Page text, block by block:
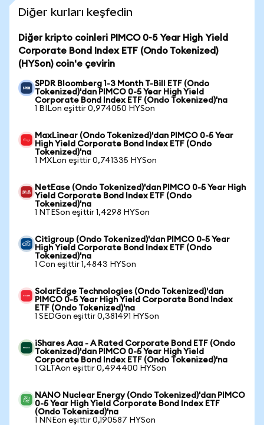
Diğer kurları keşfedin
Diğer kripto coinleri PIMCO 0-5 Year High Yield
Corporate Bond Index ETF (Ondo Tokenized)
(HYSon) coin'e çevirin
SPDR Bloomberg 1-3 Month T-Bill ETF (Ondo
Tokenized)'dan PIMCO 0-5 Year High Yield
Corporate Bond Index ETF (Ondo Tokenized)'na
1 BILon eşittir 0,974050 HYSon
MaxLinear (Ondo Tokenized)'dan PIMCO 0-5 Year
High Yield Corporate Bond Index ETF (Ondo
Tokenized)'na
1 MXLon eşittir 0,741335 HYSon
NetEase (Ondo Tokenized)'dan PIMCO 0-5 Year High
Yield Corporate Bond Index ETF (Ondo
Tokenized)'na
1 NTESon eşittir 1,4298 HYSon
Citigroup (Ondo Tokenized)'dan PIMCO 0-5 Year
High Yield Corporate Bond Index ETF (Ondo
Tokenized)'na
1 Con eşittir 1,4843 HYSon
SolarEdge Technologies (Ondo Tokenized)'dan
PIMCO 0-5 Year High Yield Corporate Bond Index
ETF (Ondo Tokenized)'na
1 SEDGon eşittir 0,381491 HYSon
iShares Aaa - A Rated Corporate Bond ETF (Ondo
Tokenized)'dan PIMCO 0-5 Year High Yield
Corporate Bond Index ETF (Ondo Tokenized)'na
1 QLTAon eşittir 0,494400 HYSon
NANO Nuclear Energy (Ondo Tokenized)'dan PIMCO
0-5 Year High Yield Corporate Bond Index ETF
(Ondo Tokenized)'na
1 NNEon eşittir 0,190587 HYSon